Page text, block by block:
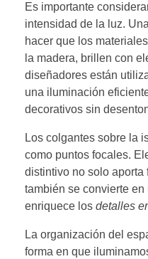
Es importante
intensidad de la luz.
hacer que los
la madera, brillen con
diseñadores están
una iluminación
decorativos sin
Los colgantes sobre la
como puntos focales.
distintivo no solo
también se convierte
enriquece los detalles
La organización del
forma en que